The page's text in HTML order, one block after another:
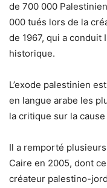
de 700 000
000 tués lors de la
de 1967, qui a conduit
historique.
L’exode palestinien
en langue arabe les
la critique sur la
Il a remporté
Caire en 2005, dont
créateur palestino-